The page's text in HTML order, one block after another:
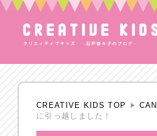
CREATIVE KIDS TOP
に引っ越しました！